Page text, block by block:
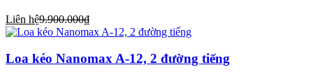
Liên hệ9.900.000₫
Loa kéo Nanomax A-12, 2 đường tiếng